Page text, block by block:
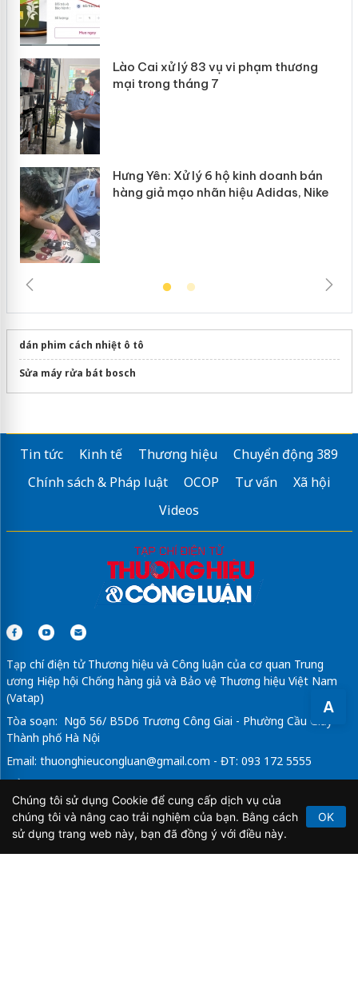
A
Lào Cai xử lý 83 vụ vi phạm thương
mại trong tháng 7
Hưng Yên: Xử lý 6 hộ kinh doanh bán
hàng giả mạo nhãn hiệu Adidas, Nike
dán phim cách nhiệt ô tô
Sửa máy rửa bát bosch
Tin tức Kinh tế Thương hiệu
Chuyển động 389
Chính sách & Pháp luật
OCOP Tư vấn
Xã hội
Videos
Tạp chí điện tử Thương hiệu và Công luận của cơ quan Trung
ương Hiệp hội Chống hàng giả và Bảo vệ Thương hiệu Việt Nam
(Vatap)
Tòa soạn: Ngõ 56/ B5D6 Trương Công Giai - Phường Cầu Giấy -
Thành phố Hà Nội
Email: thuonghieucongluan@gmail.com - ĐT: 093 172 5555
Tổng Biên Tập: Vũ Đức Thuận
Giấy phép hoạt động báo chí điện tử số 64/GP-BTTTT do Bộ
Thông tin và Truyền thông cấp ngày 21/2/2020.
Chúng tôi sử dụng Cookie để cung cấp dịch vụ của
chúng tôi và nâng cao trải nghiệm của bạn. Bằng cách
sử dụng trang web này, bạn đã đồng ý với điều này.
OK